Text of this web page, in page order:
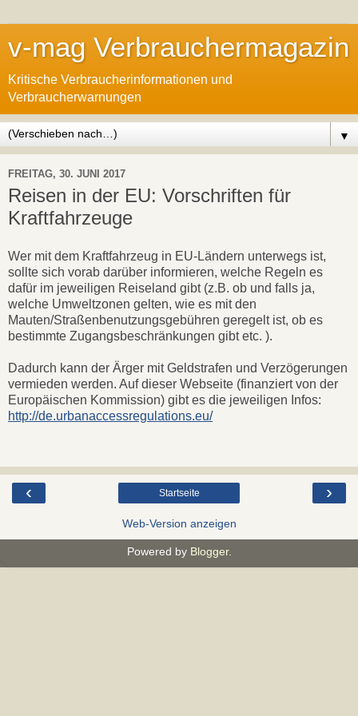
v-mag Verbrauchermagazin
Kritische Verbraucherinformationen und
Verbraucherwarnungen
▼
FREITAG, 30. JUNI 2017
Reisen in der EU: Vorschriften für
Kraftfahrzeuge
Wer mit dem Kraftfahrzeug in EU-Ländern unterwegs ist,
sollte sich vorab darüber informieren, welche Regeln es
dafür im jeweiligen Reiseland gibt (z.B. ob und falls ja,
welche Umweltzonen gelten, wie es mit den
Mauten/Straßenbenutzungsgebühren geregelt ist, ob es
bestimmte Zugangsbeschränkungen gibt etc. ).
Dadurch kann der Ärger mit Geldstrafen und Verzögerungen
vermieden werden. Auf dieser Webseite (finanziert von der
Europäischen Kommission) gibt es die jeweiligen Infos:
http://de.urbanaccessregulations.eu/
‹ ›
Startseite
Web-Version anzeigen
Powered by Blogger.